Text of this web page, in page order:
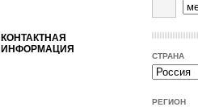
КОНТАКТНАЯ
ИНФОРМАЦИЯ
СТРАНА
РЕГИОН